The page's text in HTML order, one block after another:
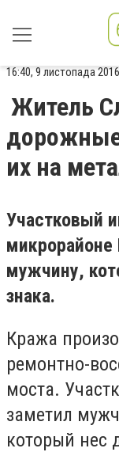
16:40, 9 листопада
Житель
дорожные
их на
Участковый
микрорайоне
мужчину,
знака.
Кража
ремонтно-
моста.
заметил
который нес